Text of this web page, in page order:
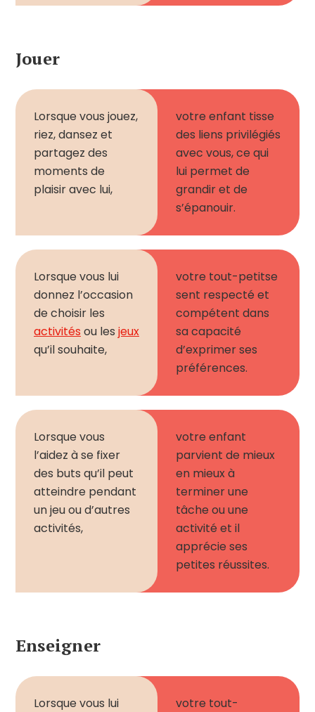
Jouer
Lorsque vous jouez,
riez, dansez et
partagez des
moments de
plaisir avec lui,
votre enfant tisse
des liens privilégiés
avec vous, ce qui
lui permet de
grandir et de
s’épanouir.
Lorsque vous lui
donnez l’occasion
de choisir les
activités ou les jeux
qu’il souhaite,
votre tout-petitse
sent respecté et
compétent dans
sa capacité
d’exprimer ses
préférences.
Lorsque vous
l’aidez à se fixer
des buts qu’il peut
atteindre pendant
un jeu ou d’autres
activités,
votre enfant
parvient de mieux
en mieux à
terminer une
tâche ou une
activité et il
apprécie ses
petites réussites.
Enseigner
Lorsque vous lui
votre tout-